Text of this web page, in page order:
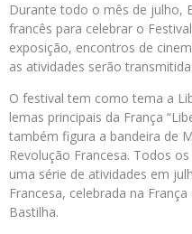
Durante todo o mês de julho,
francês para celebrar o
exposição, encontros de
as atividades serão
O festival tem como tema a
lemas principais da França
também figura a bandeira de
Revolução Francesa. Todos
uma série de atividades em
Francesa, celebrada na
Bastilha.